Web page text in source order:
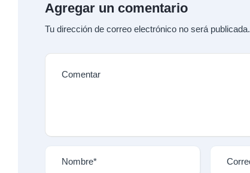
Agregar un comentario
Tu dirección de correo electrónico no será publicada.